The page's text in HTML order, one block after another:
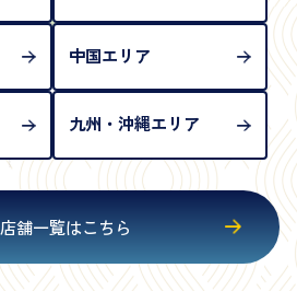
中国エリア
九州・沖縄エリア
店舗一覧はこちら